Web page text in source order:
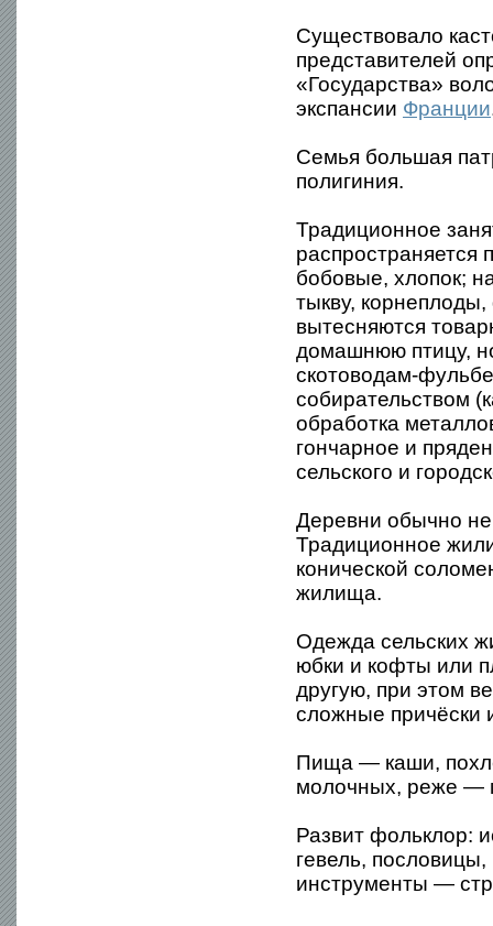
Существовало
представителей
«Государства»
экспансии Франции
Семья большая
полигиния.
Традиционное
бобовые, хлопок;
тыкву,
вытесняются
домашнюю птицу,
скотоводам-
собирательством
обработка
гончарное и
сельского и
Деревни обычно
Традиционное
конической
жилища.
Одежда сельских
юбки и кофты или
другую, при этом
сложные причёски
Пища — каши,
молочных, реже —
Развит фольклор:
гевель,
инструменты —